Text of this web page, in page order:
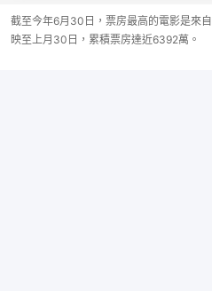
截至今年6月30日，票房最高的電影是來
映至上月30日，累積票房達近6392萬。